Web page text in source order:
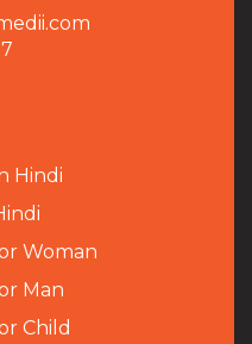
Hindi
Woman
Man
Child